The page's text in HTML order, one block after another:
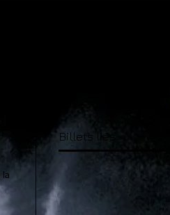
la
Billets liés